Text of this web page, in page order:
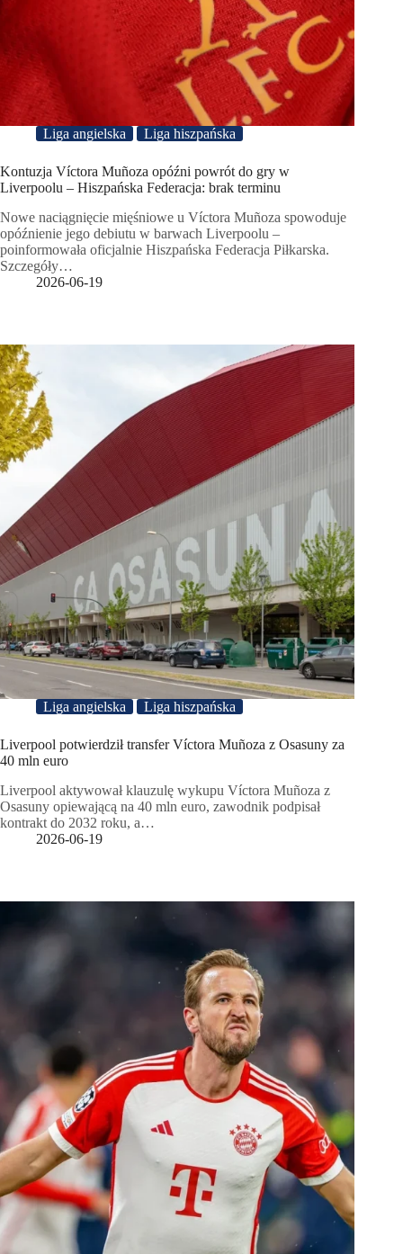
Liga angielska Liga hiszpańska
Kontuzja Víctora Muñoza opóźni powrót do gry w
Liverpoolu – Hiszpańska Federacja: brak terminu
Nowe naciągnięcie mięśniowe u Víctora Muñoza spowoduje
opóźnienie jego debiutu w barwach Liverpoolu –
poinformowała oficjalnie Hiszpańska Federacja Piłkarska.
Szczegóły…
2026-06-19
Liga angielska Liga hiszpańska
Liverpool potwierdził transfer Víctora Muñoza z Osasuny za
40 mln euro
Liverpool aktywował klauzulę wykupu Víctora Muñoza z
Osasuny opiewającą na 40 mln euro, zawodnik podpisał
kontrakt do 2032 roku, a…
2026-06-19